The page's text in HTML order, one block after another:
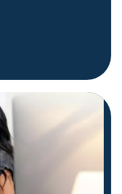
CLÉ EN MAIN -